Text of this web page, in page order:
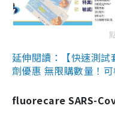
延伸閱讀：【快速測
劑優惠 無限購數量！
fluorecare SARS-